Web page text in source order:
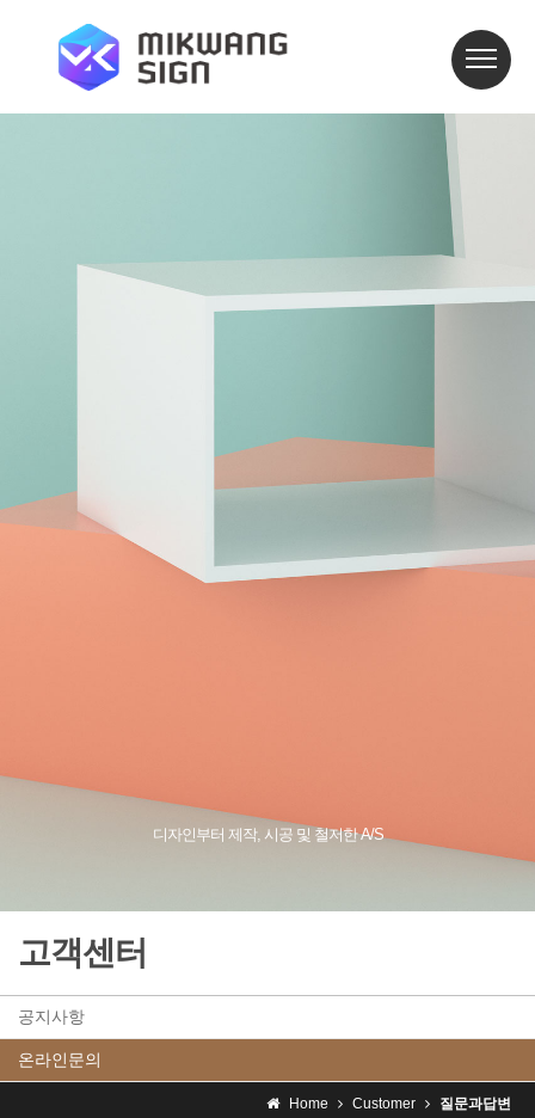
디자인부터 제작, 시공 및 철저한 A/S
고객센터
공지사항
온라인문의
Home Customer 질문과답변